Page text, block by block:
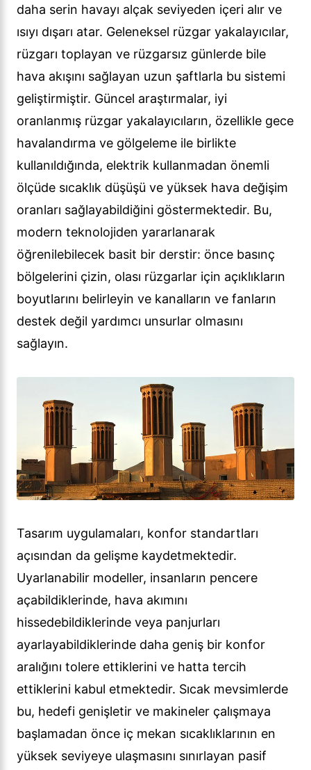
daha serin havayı alçak seviyeden içeri alır ve
ısıyı dışarı atar. Geleneksel rüzgar yakalayıcılar,
rüzgarı toplayan ve rüzgarsız günlerde bile
hava akışını sağlayan uzun şaftlarla bu sistemi
geliştirmiştir. Güncel araştırmalar, iyi
oranlanmış rüzgar yakalayıcıların, özellikle gece
havalandırma ve gölgeleme ile birlikte
kullanıldığında, elektrik kullanmadan önemli
ölçüde sıcaklık düşüşü ve yüksek hava değişim
oranları sağlayabildiğini göstermektedir. Bu,
modern teknolojiden yararlanarak
öğrenilebilecek basit bir derstir: önce basınç
bölgelerini çizin, olası rüzgarlar için açıklıkların
boyutlarını belirleyin ve kanalların ve fanların
destek değil yardımcı unsurlar olmasını
sağlayın.
Tasarım uygulamaları, konfor standartları
açısından da gelişme kaydetmektedir.
Uyarlanabilir modeller, insanların pencere
açabildiklerinde, hava akımını
hissedebildiklerinde veya panjurları
ayarlayabildiklerinde daha geniş bir konfor
aralığını tolere ettiklerini ve hatta tercih
ettiklerini kabul etmektedir. Sıcak mevsimlerde
bu, hedefi genişletir ve makineler çalışmaya
başlamadan önce iç mekan sıcaklıklarının en
yüksek seviyeye ulaşmasını sınırlayan pasif